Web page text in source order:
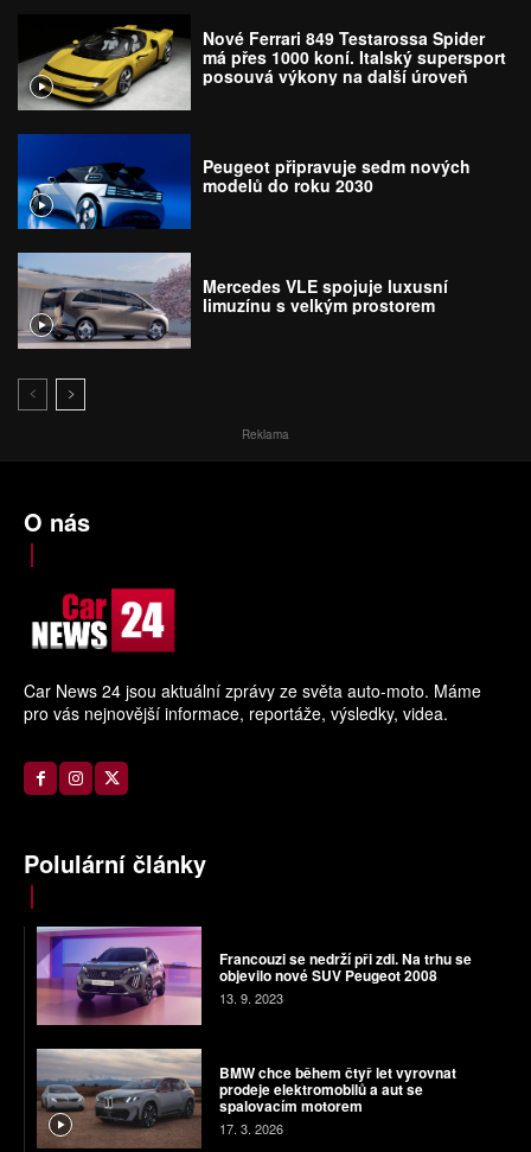
Nové Ferrari 849 Testarossa Spider
má přes 1000 koní. Italský supersport
posouvá výkony na další úroveň
Peugeot připravuje sedm nových
modelů do roku 2030
Mercedes VLE spojuje luxusní
limuzínu s velkým prostorem
Reklama
O nás
Car News 24 jsou aktuální zprávy ze světa auto-moto. Máme
pro vás nejnovější informace, reportáže, výsledky, videa.
Polulární články
Francouzi se nedrží při zdi. Na trhu se
objevilo nové SUV Peugeot 2008
13. 9. 2023
BMW chce během čtyř let vyrovnat
prodeje elektromobilů a aut se
spalovacím motorem
17. 3. 2026